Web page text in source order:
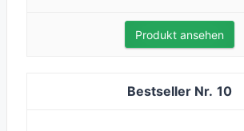
Produkt ansehen
10